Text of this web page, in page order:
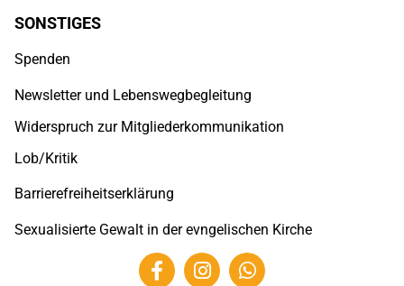
SONSTIGES
Spenden
Newsletter und Lebenswegbegleitung
Widerspruch zur Mitgliederkommunikation
Lob/Kritik
Barrierefreiheitserklärung
Sexualisierte Gewalt in der evngelischen Kirche